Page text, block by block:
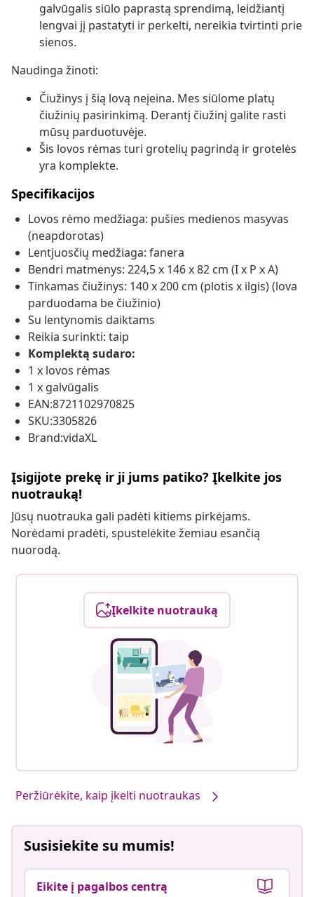
galvūgalis siūlo paprastą sprendimą, leidžiantį
lengvai jį pastatyti ir perkelti, nereikia tvirtinti prie
sienos.
Naudinga žinoti:
Čiužinys į šią lovą neįeina. Mes siūlome platų
čiužinių pasirinkimą. Derantį čiužinį galite rasti
mūsų parduotuvėje.
Šis lovos rėmas turi grotelių pagrindą ir grotelės
yra komplekte.
Specifikacijos
Lovos rėmo medžiaga: pušies medienos masyvas
(neapdorotas)
Lentjuosčių medžiaga: fanera
Bendri matmenys: 224,5 x 146 x 82 cm (I x P x A)
Tinkamas čiužinys: 140 x 200 cm (plotis x ilgis) (lova
parduodama be čiužinio)
Su lentynomis daiktams
Reikia surinkti: taip
Komplektą sudaro:
1 x lovos rėmas
1 x galvūgalis
EAN:8721102970825
SKU:3305826
Brand:vidaXL
Įsigijote prekę ir ji jums patiko? Įkelkite jos
nuotrauką!
Jūsų nuotrauka gali padėti kitiems pirkėjams.
Norėdami pradėti, spustelėkite žemiau esančią
nuorodą.
Įkelkite nuotrauką
Peržiūrėkite, kaip įkelti nuotraukas
Susisiekite su mumis!
Eikite į pagalbos centrą